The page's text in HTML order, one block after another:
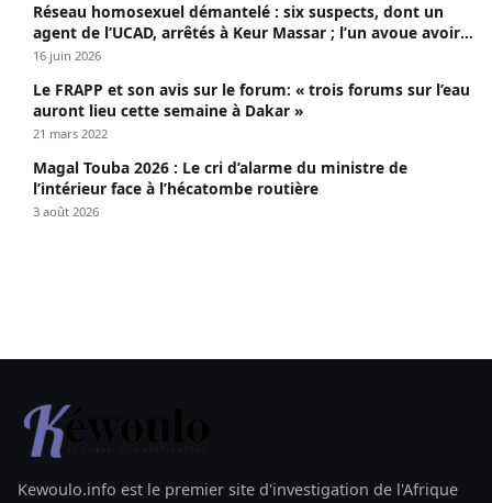
Réseau homosexuel démantelé : six suspects, dont un
agent de l’UCAD, arrêtés à Keur Massar ; l’un avoue avoir
propagé le VIH depuis 2018
16 juin 2026
Le FRAPP et son avis sur le forum: « trois forums sur l’eau
auront lieu cette semaine à Dakar »
21 mars 2022
Magal Touba 2026 : Le cri d’alarme du ministre de
l’intérieur face à l’hécatombe routière
3 août 2026
Kewoulo.info est le premier site d'investigation de l'Afrique